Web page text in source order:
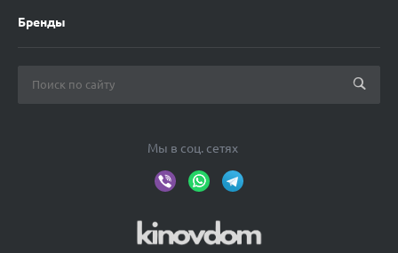
Бренды
Мы в соц. сетях